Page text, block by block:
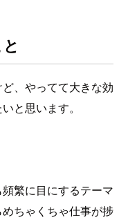
、やってて大きな効
と思います。
繁に目にするテーマ
ちゃくちゃ仕事が捗